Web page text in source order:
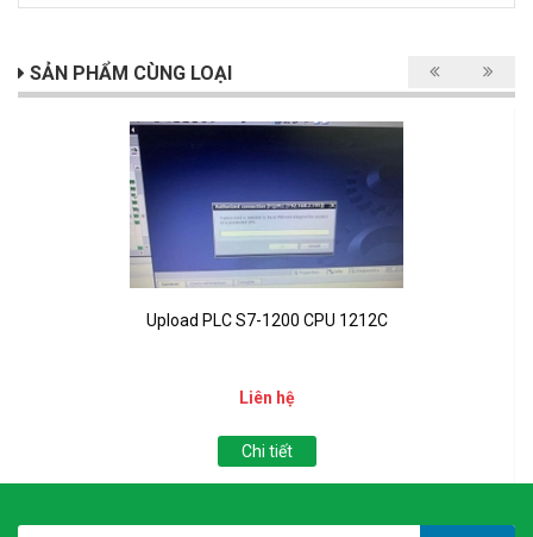
SẢN PHẨM CÙNG LOẠI
Upload PLC S7-1200 CPU 1212C
Liên hệ
Chi tiết